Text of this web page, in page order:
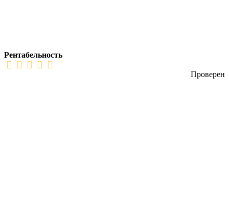
Рентабельность
Проверен